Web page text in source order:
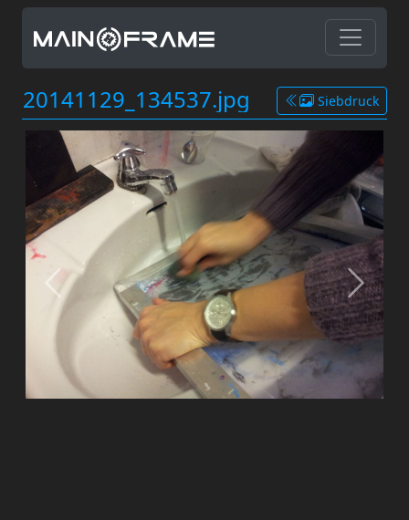
20141129_134537.jpg Siebdruck